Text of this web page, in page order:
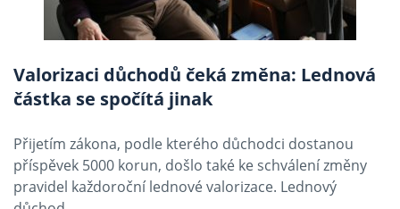
Valorizaci důchodů čeká změna: Lednová
částka se spočítá jinak
Přijetím zákona, podle kterého důchodci dostanou
příspěvek 5000 korun, došlo také ke schválení změny
pravidel každoroční lednové valorizace. Lednový